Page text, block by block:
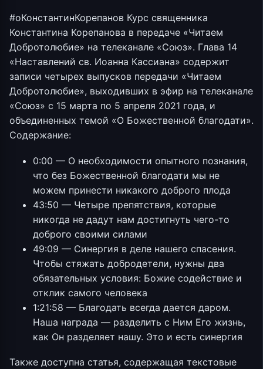
#оКонстантинКорепанов Курс священника
Константина Корепанова в передаче «Читаем
Добротолюбие» на телеканале «Союз». Глава 14
«Наставлений св. Иоанна Кассиана» содержит
записи четырех выпусков передачи «Читаем
Добротолюбие», выходивших в эфир на телеканале
«Союз» с 15 марта по 5 апреля 2021 года, и
объединенных темой «О Божественной благодати».
Содержание:
0:00 — О необходимости опытного познания,
что без Божественной благодати мы не
можем принести никакого доброго плода
43:50 — Четыре препятствия, которые
никогда не дадут нам достигнуть чего-то
доброго своими силами
49:09 — Синергия в деле нашего спасения.
Чтобы стяжать добродетели, нужны два
обязательных условия: Божие содействие и
отклик самого человека
1:21:58 — Благодать всегда дается даром.
Наша награда — разделить с Ним Его жизнь,
как Он разделяет нашу. Это и есть синергия
Также доступна статья, содержащая текстовые